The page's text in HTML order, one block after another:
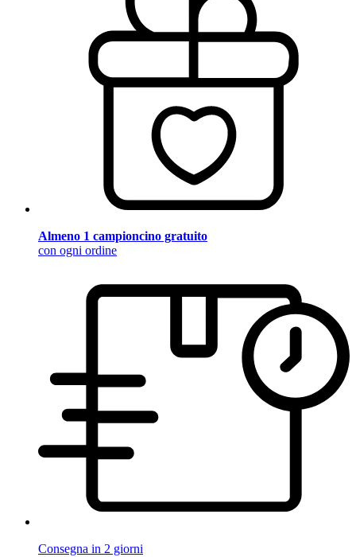
Almeno 1 campioncino gratuito
con ogni ordine
Consegna in 2 giorni